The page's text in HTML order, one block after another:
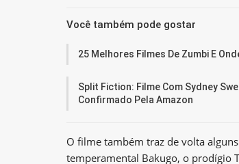
Você também pode gostar
25 Melhores Filmes De Zumbi E
Split Fiction: Filme Com Sydney
Confirmado Pela Amazon
O filme também traz de volta
temperamental Bakugo, o prodígio